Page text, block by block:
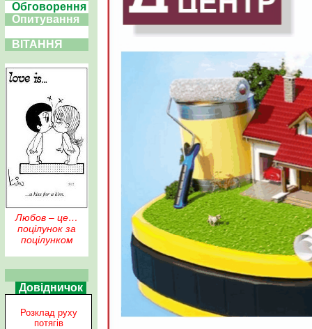
Обговорення
Опитування
ВІТАННЯ
Любов – це…
поцілунок за
поцілунком
Довідничок
Розклад руху
потягів